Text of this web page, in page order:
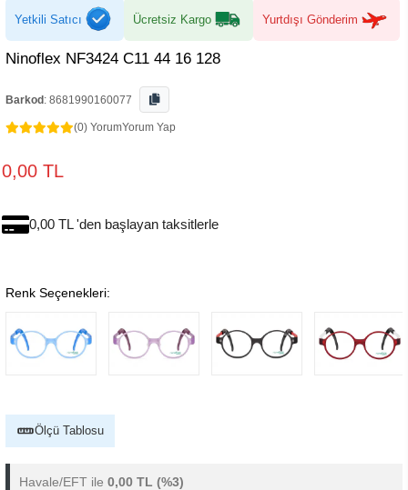
Yetkili Satıcı Ücretsiz Kargo Yurtdışı Gönderim
Ninoflex NF3424 C11 44 16 128
Barkod : 8681990160077
(0) YorumYorum Yap
0,00 TL
0,00 TL 'den başlayan taksitlerle
Renk Seçenekleri:
Ölçü Tablosu
Havale/EFT ile 0,00 TL (%3)